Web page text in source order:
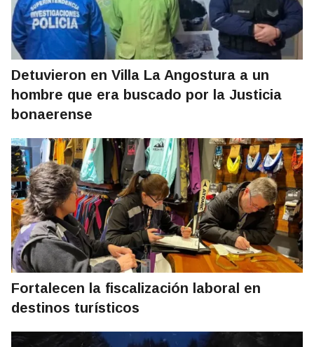
Detuvieron en Villa La Angostura a un
hombre que era buscado por la Justicia
bonaerense
Fortalecen la fiscalización laboral en
destinos turísticos